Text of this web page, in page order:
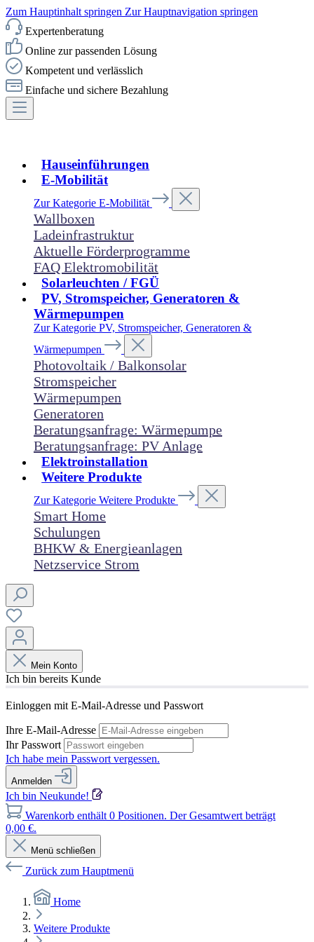
Zum Hauptinhalt springen Zur Hauptnavigation springen
Expertenberatung
Online zur passenden Lösung
Kompetent und verlässlich
Einfache und sichere Bezahlung
Hauseinführungen
E-Mobilität
Zur Kategorie E-Mobilität
Wallboxen
Ladeinfrastruktur
Aktuelle Förderprogramme
FAQ Elektromobilität
Solarleuchten / FGÜ
PV, Stromspeicher, Generatoren &
Wärmepumpen
Zur Kategorie PV, Stromspeicher, Generatoren &
Wärmepumpen
Photovoltaik / Balkonsolar
Stromspeicher
Wärmepumpen
Generatoren
Beratungsanfrage: Wärmepumpe
Beratungsanfrage: PV Anlage
Elektroinstallation
Weitere Produkte
Zur Kategorie Weitere Produkte
Smart Home
Schulungen
BHKW & Energieanlagen
Netzservice Strom
Mein Konto
Ich bin bereits Kunde
Einloggen mit E-Mail-Adresse und Passwort
Ihre E-Mail-Adresse
Ihr Passwort
Ich habe mein Passwort vergessen.
Anmelden
Ich bin Neukunde!
Warenkorb enthält 0 Positionen. Der Gesamtwert beträgt
0,00 €.
Menü schließen
Zurück zum Hauptmenü
Home
Weitere Produkte